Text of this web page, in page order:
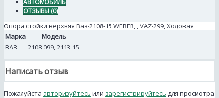
АВТОМОБИЛЬ
ОТЗЫВЫ (0)
Опора стойки верхняя Ваз-2108-15 WEBER, , VAZ-299, Ходовая
Марка
Модель
ВАЗ
2108-099, 2113-15
Написать отзыв
Пожалуйста авторизуйтесь или зарегистрируйтесь для просмотра